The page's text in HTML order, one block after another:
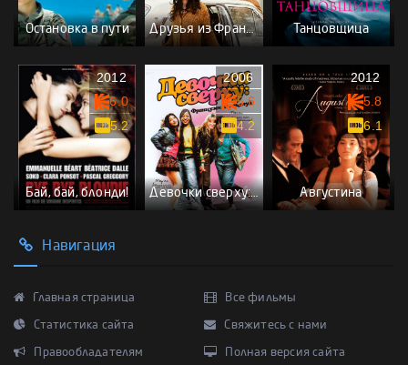
Остановка в пути Друзья из Франции Танцовщица
Бай, бай, блонди!
2012
6.0
5.2
Девочки сверху: Французский поцелуй
2006
5.6
4.2
Августина
2012
5.8
6.1
Навигация
Главная страница Все фильмы
Статистика сайта Свяжитесь с нами
Правообладателям Полная версия сайта